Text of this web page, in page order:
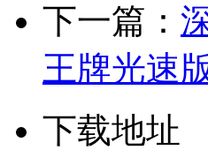
下一篇：
王牌光速
下载地址